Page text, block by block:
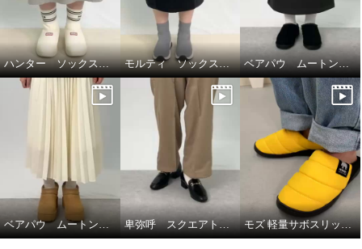
ハンター ソックススリッパ☆ モルティ ソックスブーツ☆ ベアパウ ムートン調厚底スリッポン☆
ベアパウ ムートン調厚底ブーツ☆ 卑弥呼 スクエアトゥビットローファー☆♪ モズ 軽量サボスリッポン☆